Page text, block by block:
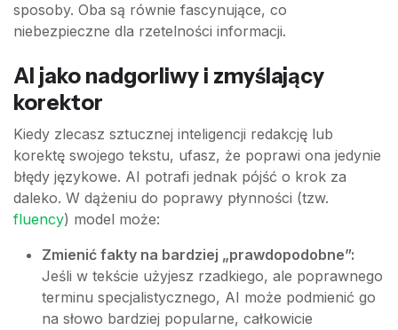
sposoby. Oba są równie fascynujące, co
niebezpieczne dla rzetelności informacji.
AI jako nadgorliwy i zmyślający
korektor
Kiedy zlecasz sztucznej inteligencji redakcję lub
korektę swojego tekstu, ufasz, że poprawi ona jedynie
błędy językowe. AI potrafi jednak pójść o krok za
daleko. W dążeniu do poprawy płynności (tzw.
fluency) model może:
Zmienić fakty na bardziej „prawdopodobne”:
Jeśli w tekście użyjesz rzadkiego, ale poprawnego
terminu specjalistycznego, AI może podmienić go
na słowo bardziej popularne, całkowicie